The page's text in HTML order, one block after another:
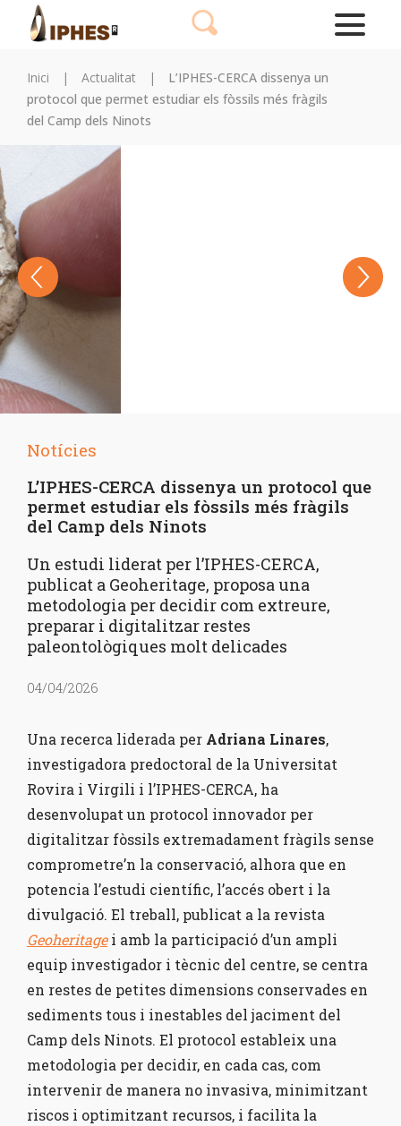
Inici | Actualitat |
L’IPHES-CERCA dissenya un
protocol que permet estudiar els fòssils més fràgils
del Camp dels Ninots
Notícies
L’IPHES-CERCA dissenya un protocol que
permet estudiar els fòssils més fràgils
del Camp dels Ninots
Un estudi liderat per l’IPHES-CERCA,
publicat a Geoheritage, proposa una
metodologia per decidir com extreure,
preparar i digitalitzar restes
paleontològiques molt delicades
04/04/2026
Una recerca liderada per Adriana Linares,
investigadora predoctoral de la Universitat
Rovira i Virgili i l’IPHES-CERCA, ha
desenvolupat un protocol innovador per
digitalitzar fòssils extremadament fràgils sense
comprometre’n la conservació, alhora que en
potencia l’estudi científic, l’accés obert i la
divulgació. El treball, publicat a la revista
Geoheritagei amb la participació d’un ampli
equip investigador i tècnic del centre, se centra
en restes de petites dimensions conservades en
sediments tous i inestables del jaciment del
Camp dels Ninots. El protocol estableix una
metodologia per decidir, en cada cas, com
intervenir de manera no invasiva, minimitzant
riscos i optimitzant recursos, i facilita la